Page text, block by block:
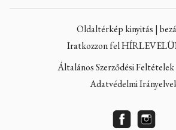
Oldaltérkép kinyitás |
Iratkozzon fel
Általános Szerződési
Adatvédelmi